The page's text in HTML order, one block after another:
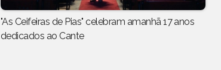
"As Ceifeiras de Pias" celebram amanhã 17 anos
dedicados ao Cante